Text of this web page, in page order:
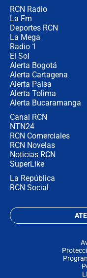
RCN Radio
La Fm
Deportes RCN
La Mega
Radio 1
El Sol
Alerta Bogotá
Alerta Cartagena
Alerta Paisa
Alerta Tolima
Alerta Bucaramanga
Canal RCN
NTN24
RCN Comerciales
RCN Novelas
Noticias RCN
SuperLike
La República
RCN Social